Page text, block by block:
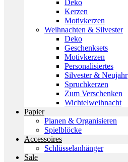
Deko
Kerzen
Motivkerzen
Weihnachten & Silvester
Deko
Geschenksets
Motivkerzen
Personalisiertes
Silvester & Neujahr
Spruchkerzen
Zum Verschenken
Wichtelweihnacht
Papier
Planen & Organisieren
Spielblöcke
Accessoires
Schlüsselanhänger
Sale